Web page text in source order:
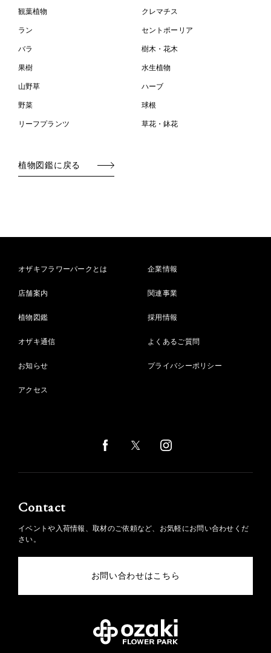
観葉植物 クレマチス
ラン セントポーリア
バラ 樹木・花木
果樹 水生植物
山野草 ハーブ
野菜 球根
リーフプランツ 草花・鉢花
植物図鑑に戻る
オザキフラワーパークとは
店舗案内
植物図鑑
オザキ通信
お知らせ
アクセス
企業情報
関連事業
採用情報
よくあるご質問
プライバシーポリシー
Contact
イベントや入荷情報、取材のご依頼など、お気軽にお問い合わせくだ
さい。
お問い合わせはこちら